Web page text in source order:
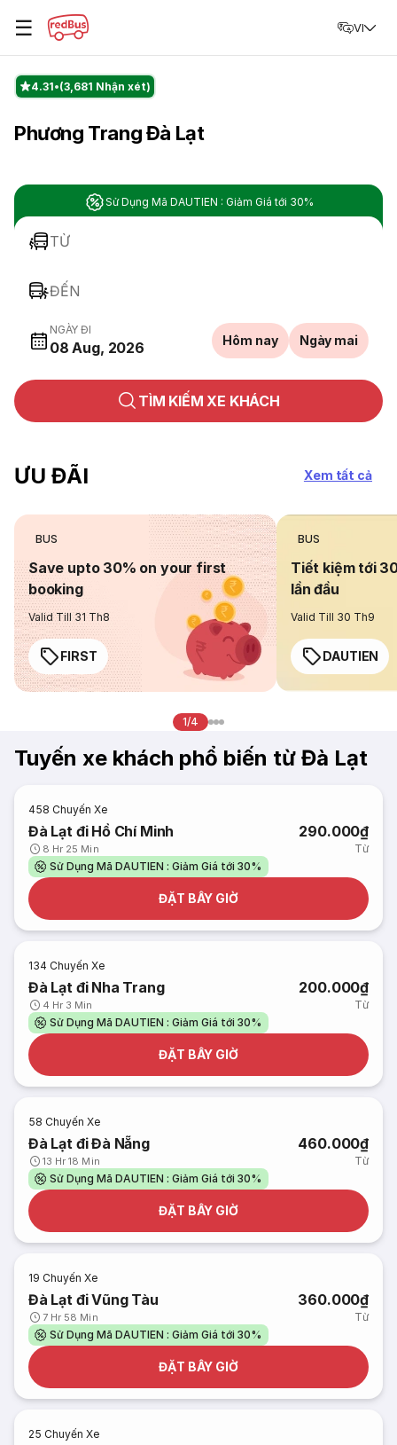
☰ VI
4.31 (3,681 Nhận xét)
Phương Trang Đà Lạt
Sử Dụng Mã DAUTIEN : Giảm Giá tới 30%
TỪ
ĐẾN
NGÀY ĐI
08 Aug, 2026 Hôm nay Ngày mai
TÌM KIẾM XE KHÁCH
ƯU ĐÃI Xem tất cả
BUS
Save upto 30% on your first
booking
Valid Till 31 Th8
FIRST
BUS
Tiết kiệm tới
lần đầu
Valid Till 30 Th9
DAUTIEN
1/4
Tuyến xe khách phổ biến từ Đà Lạt
458 Chuyến Xe
Đà Lạt đi Hồ Chí Minh
8 Hr 25 Min
290.000₫
Từ
Sử Dụng Mã DAUTIEN : Giảm Giá tới 30%
ĐẶT BÂY GIỜ
134 Chuyến Xe
Đà Lạt đi Nha Trang
4 Hr 3 Min
200.000₫
Từ
Sử Dụng Mã DAUTIEN : Giảm Giá tới 30%
ĐẶT BÂY GIỜ
58 Chuyến Xe
Đà Lạt đi Đà Nẵng
13 Hr 18 Min
460.000₫
Từ
Sử Dụng Mã DAUTIEN : Giảm Giá tới 30%
ĐẶT BÂY GIỜ
19 Chuyến Xe
Đà Lạt đi Vũng Tàu
7 Hr 58 Min
360.000₫
Từ
Sử Dụng Mã DAUTIEN : Giảm Giá tới 30%
ĐẶT BÂY GIỜ
25 Chuyến Xe